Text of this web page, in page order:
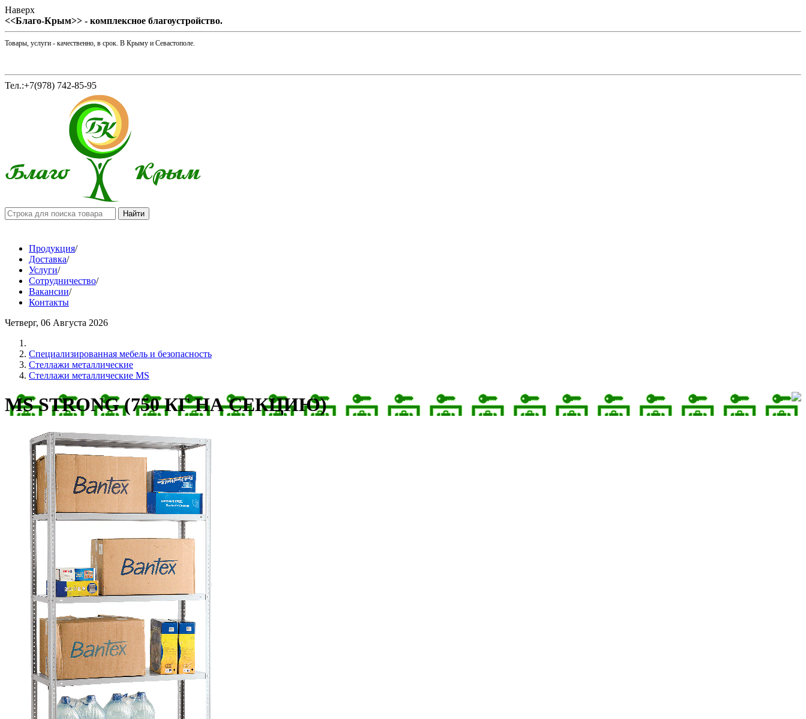
Наверх
<<Благо-Крым>> - комплексное благоустройство.
Товары, услуги - качественно, в срок. В Крыму и Севастополе.
Тел.:+7(978) 742-85-95
Продукция/
Доставка/
Услуги/
Сотрудничество/
Вакансии/
Контакты
Четверг, 06 Августа 2026
Cпециализированная мебель и безопасность
Стеллажи металлические
Стеллажи металлические MS
MS STRONG (750 КГ НА СЕКЦИЮ)